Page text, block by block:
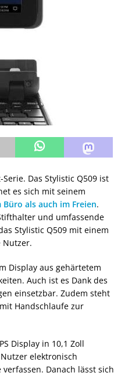
Das Stylistic Q509 ist
es sich mit seinem
als auch im Freien.
und umfassende
Stylistic Q509 mit einem
Nutzer.
Display aus gehärtetem
Auch ist es Dank des
einsetzbar. Zudem steht
Handschlaufe zur
Display in 10,1 Zoll
elektronisch
Danach lässt sich